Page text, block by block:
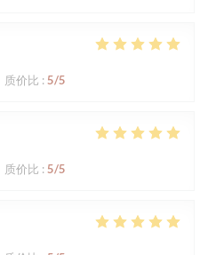
质价比 : 5/5
质价比 : 5/5